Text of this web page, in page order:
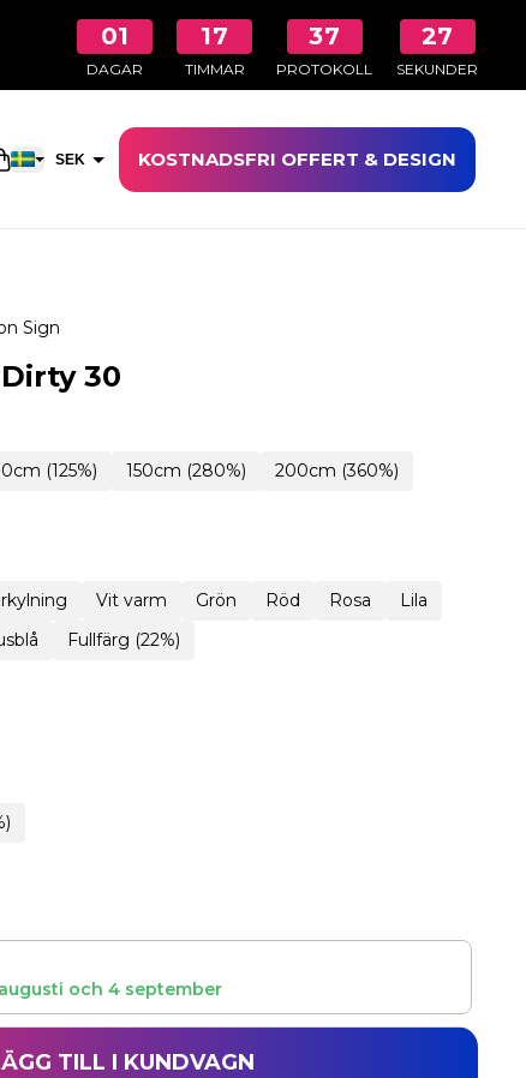
01
DAGAR
17
TIMMAR
37
PROTOKOLL
26
SEKUNDER
kundkorgen
SEK KOSTNADSFRI OFFERT & DESIGN
Sign
30
(125%) 150cm (280%)
200cm (360%)
Vit varm Grön Röd Rosa
Lila
Fullfärg (22%)
och 4 september
TILL I KUNDVAGN